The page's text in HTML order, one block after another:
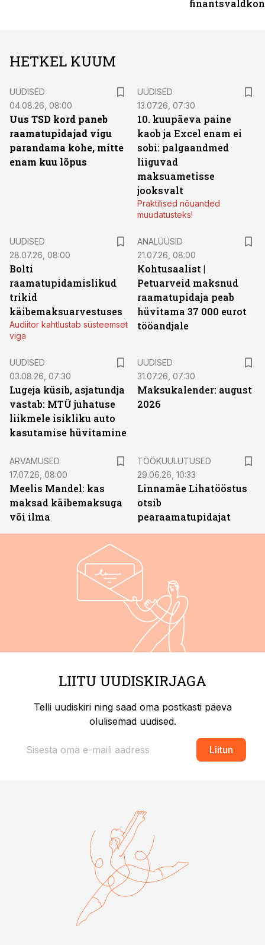
HETKEL KUUM
UUDISED
04.08.26, 08:00
Uus TSD kord paneb
raamatupidajad vigu
parandama kohe, mitte
enam kuu lõpus
UUDISED
13.07.26, 07:30
10. kuupäeva paine
kaob ja Excel enam ei
sobi: palgaandmed
liiguvad
maksuametisse
jooksvalt
Praktilised nõuanded
muudatusteks!
UUDISED
28.07.26, 08:00
Bolti
raamatupidamislikud
trikid
käibemaksuarvestuses
Audiitor kahtlustab süsteemset
viga
ANALÜÜSID
21.07.26, 08:00
Kohtusaalist |
Petuarveid maksnud
raamatupidaja peab
hüvitama 37 000 eurot
tööandjale
UUDISED
03.08.26, 07:30
Lugeja küsib, asjatundja
vastab: MTÜ juhatuse
liikmele isikliku auto
kasutamise hüvitamine
UUDISED
31.07.26, 07:30
Maksukalender: august
2026
ARVAMUSED
17.07.26, 08:00
Meelis Mandel: kas
maksad käibemaksuga
või ilma
TÖÖKUULUTUSED
29.06.26, 10:33
Linnamäe Lihatööstus
otsib
pearaamatupidajat
LIITU UUDISKIRJAGA
Telli uudiskiri ning saad oma postkasti päeva
olulisemad uudised.
Liitun